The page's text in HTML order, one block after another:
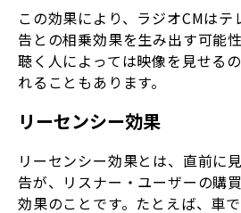
この効果により、ラジオCMは
告との相乗効果を生み出す可能
聴く人によっては映像を見せる
れることもあります。
リーセンシー効果
リーセンシー効果とは、直前に
告が、リスナー・ユーザーの購
効果のことです。たとえば、車